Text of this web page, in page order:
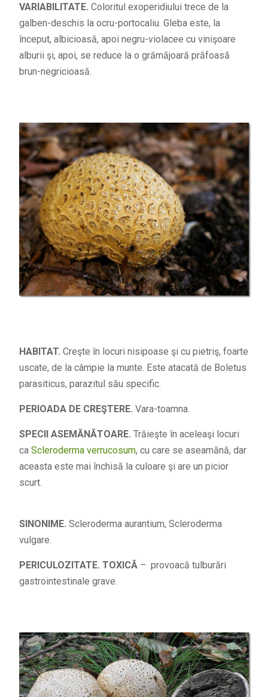
VARIABILITATE. Coloritul exoperidiului trece de la
galben-deschis la ocru-portocaliu. Gleba este, la
început, albicioasă, apoi negru-violacee cu vinişoare
alburii şi, apoi, se reduce la o grămăjoară prăfoasă
brun-negricioasă.
HABITAT. Creşte în locuri nisipoase şi cu pietriş, foarte
uscate, de la câmpie la munte. Este atacată de Boletus
parasiticus, parazitul său specific.
PERIOADA DE CREŞTERE. Vara-toamna.
SPECII ASEMĂNĂTOARE. Trăieşte în aceleaşi locuri
ca Scleroderma verrucosum, cu care se aseamănă, dar
aceasta este mai închisă la culoare şi are un picior
scurt.
SINONIME. Scleroderma aurantium, Scleroderma
vulgare.
PERICULOZITATE. TOXICĂ– provoacă tulburări
gastrointestinale grave.